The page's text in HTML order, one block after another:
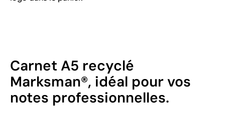
Carnet A5 recyclé
Marksman®, idéal pour vos
notes professionnelles.